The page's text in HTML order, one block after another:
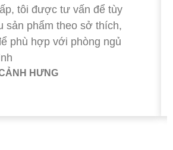
tôi được tư vấn để tùy
sản phẩm theo sở thích,
phù hợp với phòng ngủ
HƯNG